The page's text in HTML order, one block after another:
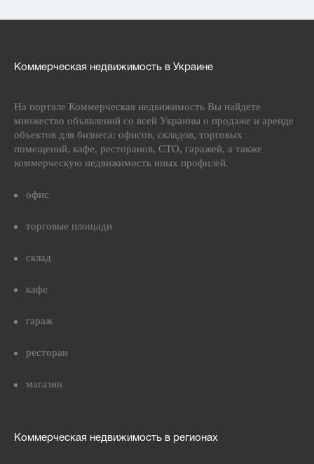
Коммерческая недвижимость в Украине
На портале Коммерческая недвижимость Вы найдете
множество объявлений со всей Украины о продаже и аренде
объектов для бизнеса: офисов, складов, торговых
помещений, кафе, ресторанов, СТО, гаражей, а также
коммерческую недвижимость иных профилей.
офис
торговые площади
склад
кафе
гараж
ресторан
магазин
Коммерческая недвижимость в регионах